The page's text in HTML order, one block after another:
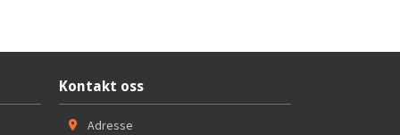
Kontakt oss
Adresse